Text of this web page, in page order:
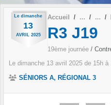
Le dimanche
13
AVRIL 2025
Accueil
R3 J19
19ème journée /
Le dimanche 13 avril 2025 de 15h à
SÉNIORS A, RÉGIONAL 3